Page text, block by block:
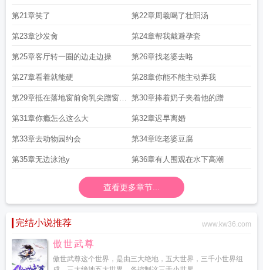
头子
第21章笑了 第22章周羲喝了壮阳汤
第23章沙发肏 第24章帮我戴避孕套
第25章客厅转一圈的边走边操 第26章找老婆去咯
第27章看着就能硬 第28章你能不能主动弄我
第29章抵在落地窗前肏乳尖蹭窗户
磨蹭
第30章捧着奶子夹着他的蹭
第31章你瘾怎么这么大 第32章迟早离婚
第33章去动物园约会 第34章吃老婆豆腐
第35章无边泳池y 第36章有人围观在水下高潮
查看更多章节...
完结小说推荐 www.kw36.com
傲世武尊
傲世武尊这个世界，是由三大绝地，五大世界，三千小世界组